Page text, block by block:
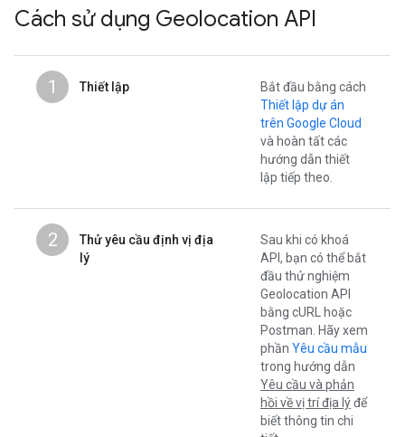
Cách sử dụng Geolocation API
1 Thiết lập
Bắt đầu bằng cách
Thiết lập dự án
trên Google Cloud
và hoàn tất các
hướng dẫn thiết
lập tiếp theo.
2
Thử yêu cầu định vị địa
lý
Sau khi có khoá
API, bạn có thể bắt
đầu thử nghiệm
Geolocation API
bằng cURL hoặc
Postman. Hãy xem
phần Yêu cầu mẫu
trong hướng dẫn
Yêu cầu và phản
hồi về vị trí địa lýđể
biết thông tin chi